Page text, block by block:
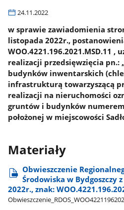
24.11.2022
w sprawie zawiadomienia
listopada 2022r.,
WOO.4221.196.2021.MSD.11 ,
realizacji przedsięwzięcia pn.:
budynków inwentarskich
infrastrukturą towarzyszącą
realizacji na nieruchomości
gruntów i budynków
położonej w miejscowości
Materiały
Obwieszczenie
Środowiska w Bydgoszczy
2022r., znak: